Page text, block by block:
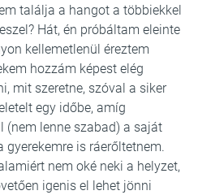
találja a hangot a többiekkel
Hát, én próbáltam eleinte
kellemetlenül éreztem
hozzám képest elég
mit szeretne, szóval a siker
egy időbe, amíg
(nem lenne szabad) a saját
gyerekemre is ráerőltetnem.
nem oké neki a helyzet,
igenis el lehet jönni